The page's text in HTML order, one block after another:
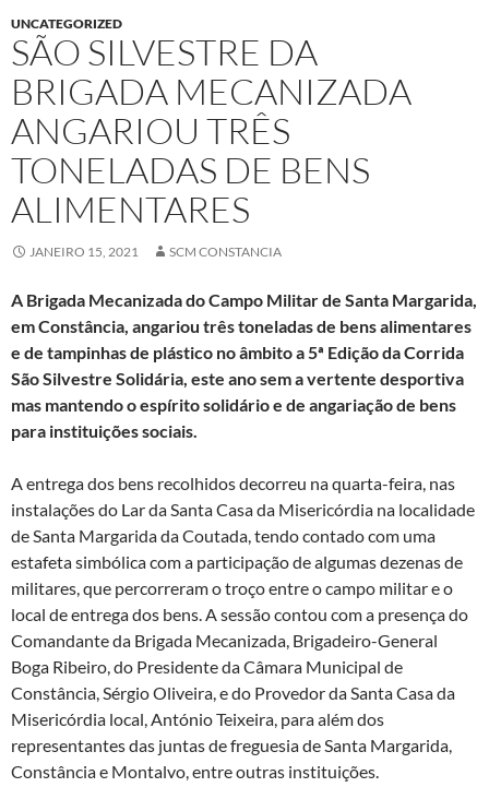
UNCATEGORIZED
SÃO SILVESTRE DA
BRIGADA MECANIZADA
ANGARIOU TRÊS
TONELADAS DE BENS
ALIMENTARES
JANEIRO 15, 2021 SCM CONSTANCIA
A Brigada Mecanizada do Campo Militar de Santa Margarida,
em Constância, angariou três toneladas de bens alimentares
e de tampinhas de plástico no âmbito a 5ª Edição da Corrida
São Silvestre Solidária, este ano sem a vertente desportiva
mas mantendo o espírito solidário e de angariação de bens
para instituições sociais.
A entrega dos bens recolhidos decorreu na quarta-feira, nas
instalações do Lar da Santa Casa da Misericórdia na localidade
de Santa Margarida da Coutada, tendo contado com uma
estafeta simbólica com a participação de algumas dezenas de
militares, que percorreram o troço entre o campo militar e o
local de entrega dos bens. A sessão contou com a presença do
Comandante da Brigada Mecanizada, Brigadeiro-General
Boga Ribeiro, do Presidente da Câmara Municipal de
Constância, Sérgio Oliveira, e do Provedor da Santa Casa da
Misericórdia local, António Teixeira, para além dos
representantes das juntas de freguesia de Santa Margarida,
Constância e Montalvo, entre outras instituições.